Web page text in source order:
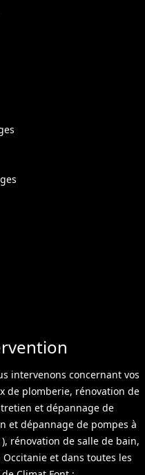
intervenons concernant vos
de plomberie, rénovation de
et dépannage de
et dépannage de pompes à
rénovation de salle de bain,
et dans toutes les